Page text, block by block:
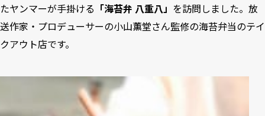
たヤンマーが手掛ける 「海苔弁 八重八」 を訪問しました。放
送作家・プロデューサーの小山薫堂さん監修の海苔弁当のテイ
クアウト店です。